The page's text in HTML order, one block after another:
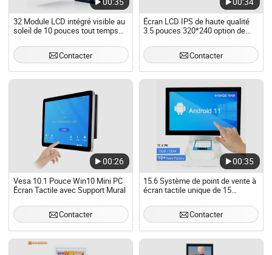
32 Module LCD intégré visible au
soleil de 10 pouces tout temps
pour équipement d'information de
service public dans les parcs
Contacter
Écran LCD IPS de haute qualité
3.5 pouces 320*240 option de
tactile
Contacter
00:26
Vesa 10.1 Pouce Win10 Mini PC
Écran Tactile avec Support Mural
Contacter
00:35
15.6 Système de point de vente à
écran tactile unique de 15
systèmes de caisse bon marché
pour le commerce de détail,
Contacter